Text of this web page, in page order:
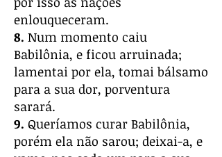
enlouqueceram.
8. Num momento caiu
Babilônia, e ficou arruinada;
lamentai por ela, tomai bálsamo
para a sua dor, porventura
sarará.
9. Queríamos curar Babilônia,
porém ela não sarou; deixai-a, e